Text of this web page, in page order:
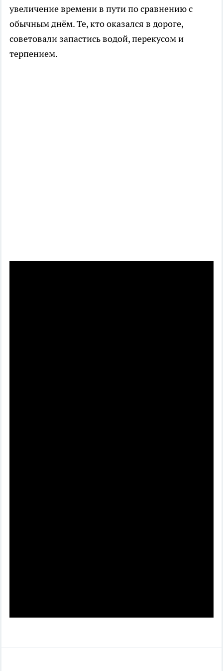
увеличение времени в пути по сравнению с
обычным днём. Те, кто оказался в дороге,
советовали запастись водой, перекусом и
терпением.